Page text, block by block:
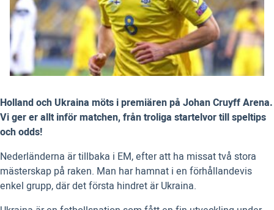
Holland och Ukraina möts i premiären på Johan Cruyff Arena.
Vi ger er allt inför matchen, från troliga startelvor till speltips
och odds!
Nederländerna är tillbaka i EM, efter att ha missat två stora
mästerskap på raken. Man har hamnat i en förhållandevis
enkel grupp, där det första hindret är Ukraina.